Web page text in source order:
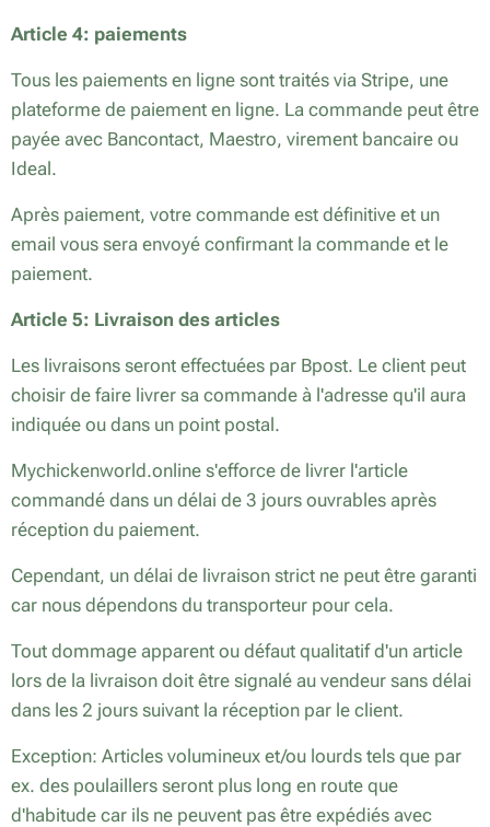
Article 4: paiements
Tous les paiements en ligne sont traités via Stripe, une
plateforme de paiement en ligne. La commande peut être
payée avec Bancontact, Maestro, virement bancaire ou
Ideal.
Après paiement, votre commande est définitive et un
email vous sera envoyé confirmant la commande et le
paiement.
Article 5: Livraison des articles
Les livraisons seront effectuées par Bpost. Le client peut
choisir de faire livrer sa commande à l'adresse qu'il aura
indiquée ou dans un point postal.
Mychickenworld.online s'efforce de livrer l'article
commandé dans un délai de 3 jours ouvrables après
réception du paiement.
Cependant, un délai de livraison strict ne peut être garanti
car nous dépendons du transporteur pour cela.
Tout dommage apparent ou défaut qualitatif d'un article
lors de la livraison doit être signalé au vendeur sans délai
dans les 2 jours suivant la réception par le client.
Exception: Articles volumineux et/ou lourds tels que par
ex. des poulaillers seront plus long en route que
d'habitude car ils ne peuvent pas être expédiés avec